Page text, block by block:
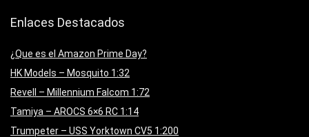
Enlaces Destacados
¿Que es el Amazon Prime Day?
HK Models – Mosquito 1:32
Revell – Millennium Falcom 1:72
Tamiya – AROCS 6×6 RC 1:14
Trumpeter – USS Yorktown CV5 1:200